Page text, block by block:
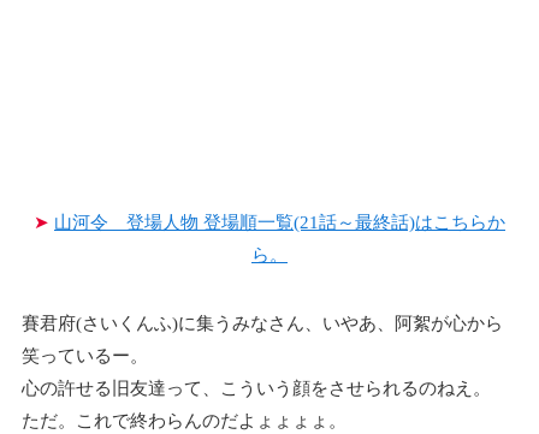
➤ 山河令 登場人物 登場順一覧(21話～最終話)はこちらか
ら。
賽君府(さいくんふ)に集うみなさん、いやあ、阿絮が心から
笑っているー。
心の許せる旧友達って、こういう顔をさせられるのねえ。
ただ。これで終わらんのだよょょょょ。